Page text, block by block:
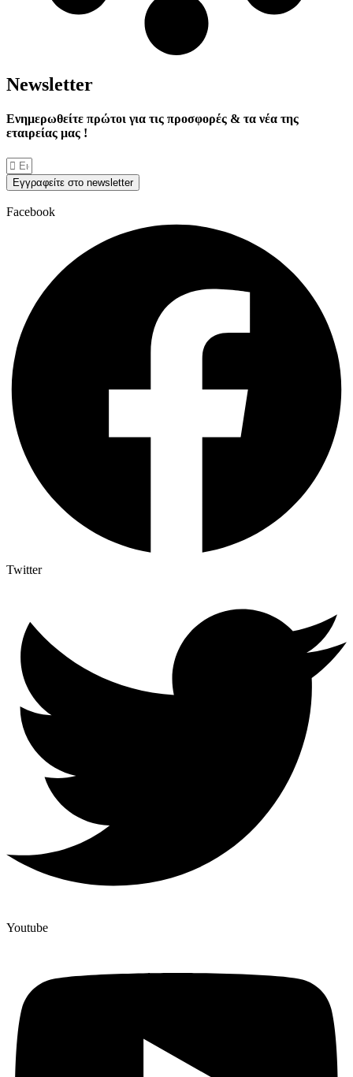
Νewsletter
Ενημερωθείτε πρώτοι για τις προσφορές & τα νέα της
εταιρείας μας !
Εγγραφείτε στο newsletter
Facebook
Twitter
Youtube